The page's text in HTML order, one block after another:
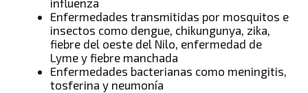
influenza
Enfermedades transmitidas por mosquitos e
insectos como dengue, chikungunya, zika,
fiebre del oeste del Nilo, enfermedad de
Lyme y fiebre manchada
Enfermedades bacterianas como meningitis,
tosferina y neumonía